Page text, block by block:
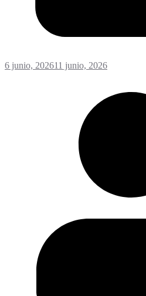
6 junio, 202611 junio, 2026